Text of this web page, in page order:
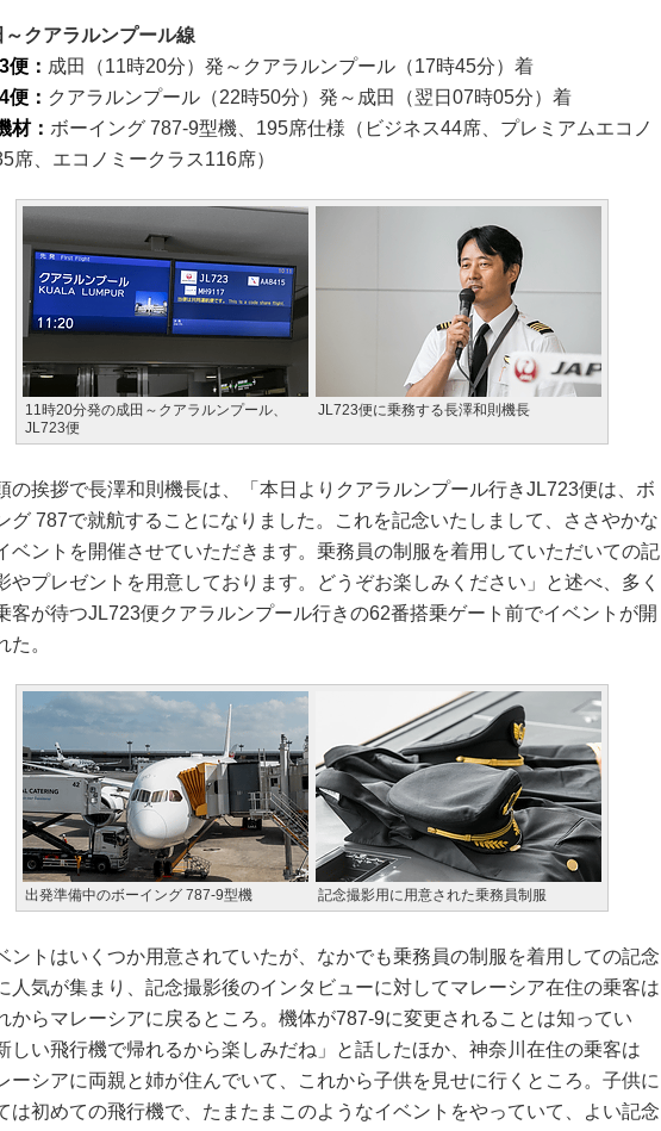
～クアラルンプール線
便： 成田（11時20分）発～クアラルンプール（17時45分）着
便： クアラルンプール（22時50分）発～成田（翌日07時05分）着
材： ボーイング 787-9型機、195席仕様（ビジネス44席、プレミアムエコノ
席、エコノミークラス116席）
11時20分発の成田～クアラルンプール、
JL723便
JL723便に乗務する長澤和則機長
挨拶で長澤和則機長は、「本日よりクアラルンプール行きJL723便は、ボ
グ 787で就航することになりました。これを記念いたしまして、ささやかな
ベントを開催させていただきます。乗務員の制服を着用していただいての記
やプレゼントを用意しております。どうぞお楽しみください」と述べ、多く
客が待つJL723便クアラルンプール行きの62番搭乗ゲート前でイベントが開
た。
出発準備中のボーイング 787-9型機 記念撮影用に用意された乗務員制服
トはいくつか用意されていたが、なかでも乗務員の制服を着用しての記念
人気が集まり、記念撮影後のインタビューに対してマレーシア在住の乗客は
からマレーシアに戻るところ。機体が787-9に変更されることは知ってい
しい飛行機で帰れるから楽しみだね」と話したほか、神奈川在住の乗客は
ーシアに両親と姉が住んでいて、これから子供を見せに行くところ。子供に
は初めての飛行機で、たまたまこのようなイベントをやっていて、よい記念